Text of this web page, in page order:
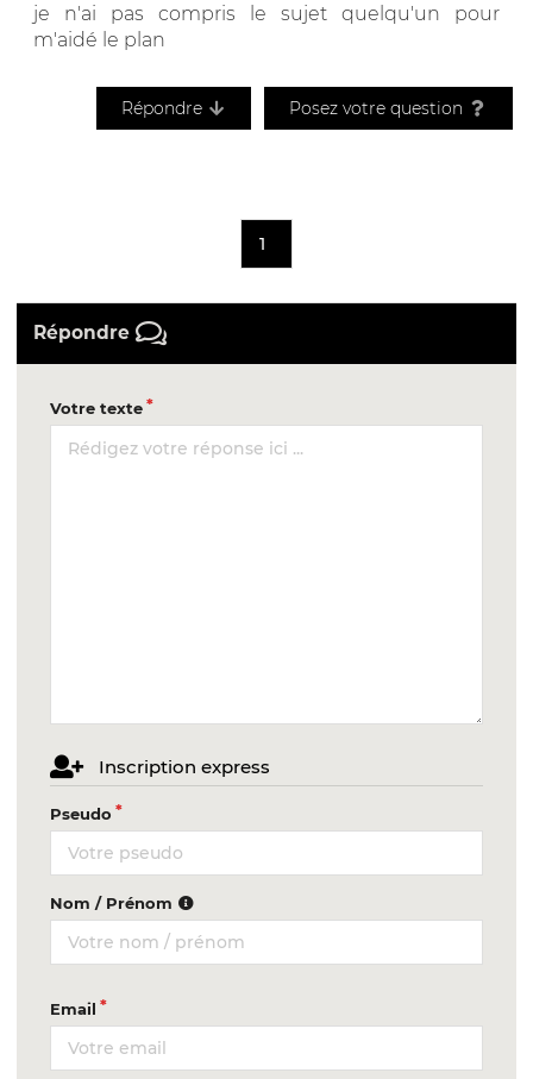
je n'ai pas compris le sujet quelqu'un pour
m'aidé le plan
Répondre Posez votre question
1
Répondre
Votre texte
Inscription express
Pseudo
Nom / Prénom
Email